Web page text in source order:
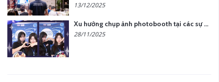
13/12/2025
Xu hướng chụp ảnh photobooth tại các sự kiện hiện nay
28/11/2025